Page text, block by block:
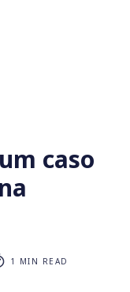
caso
1 MIN READ